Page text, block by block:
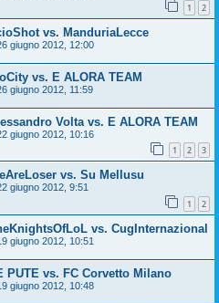
1 2
vs. ManduriaLecce
giugno 2012, 12:00
vs. E ALORA TEAM
giugno 2012, 11:59
Volta vs. E ALORA TEAM
giugno 2012, 10:16
1 2 3
vs. Su Mellusu
giugno 2012, 9:51
1 2
vs. CugInternazional
giugno 2012, 10:51
PUTE vs. FC Corvetto Milano
giugno 2012, 10:48